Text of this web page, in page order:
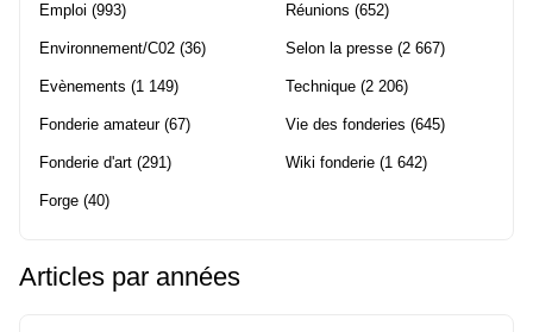
Emploi (993)
Environnement/C02 (36)
Evènements (1 149)
Fonderie amateur(67)
Fonderie d'art (291)
Forge (40)
Réunions (652)
Selon la presse (2 667)
Technique (2 206)
Vie des fonderies (645)
Wiki fonderie (1 642)
Articles par années